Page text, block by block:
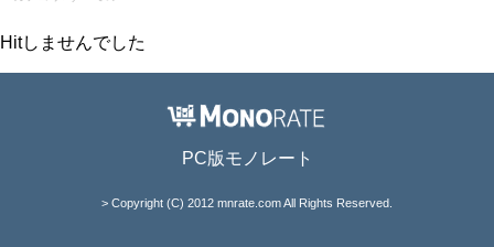
Hitしませんでした
PC版モノレート
> Copyright (C) 2012 mnrate.com All Rights Reserved.